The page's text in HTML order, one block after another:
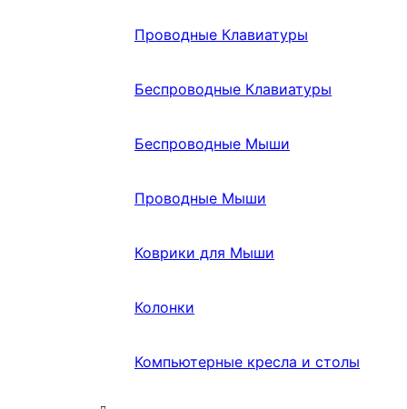
Проводные Клавиатуры
Беспроводные Клавиатуры
Беспроводные Мыши
Проводные Мыши
Коврики для Мыши
Колонки
Компьютерные кресла и столы